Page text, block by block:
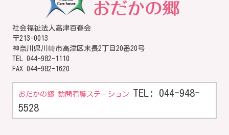
社会福祉法人高津百春会
〒213-0013
神奈川県川崎市高津区末長2丁目20番20号
TEL 044-982-1110
FAX 044-982-1620
おだかの郷 訪問看護ステーション TEL: 044-948-
5528